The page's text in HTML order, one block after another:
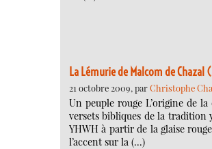
La Lémurie de Malcom de Chazal
21 octobre 2009, parChristophe
Un peuple rouge L’origine de
versets bibliques de la tradition
YHWH à partir de la glaise
l’accent sur la (…)